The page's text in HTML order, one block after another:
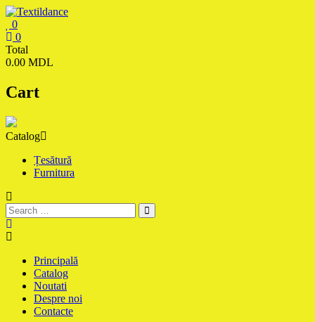
Skip
to
content
Textildance.md
0
0
Total
0.00 MDL
Cart
Catalog
Țesătură
Furnitura
Principală
Catalog
Noutati
Despre noi
Contacte